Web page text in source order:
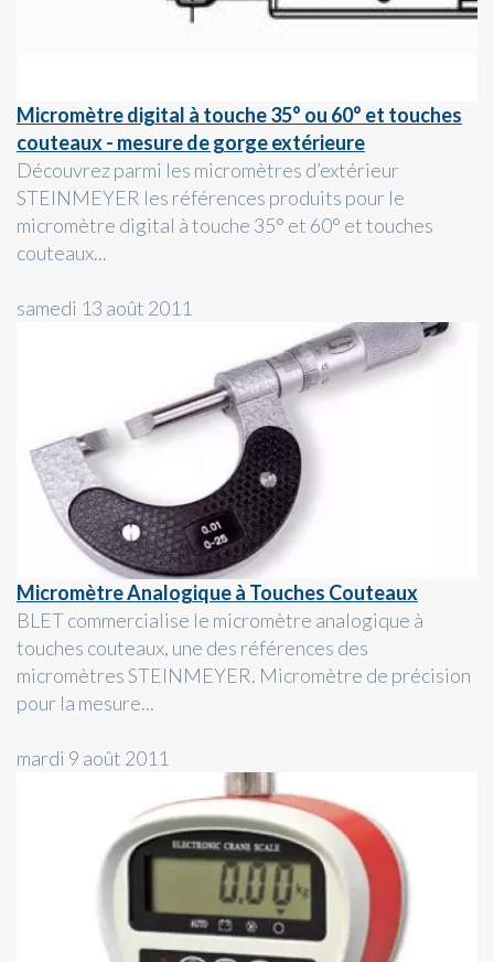
Micromètre digital à touche 35° ou 60° et touches
couteaux - mesure de gorge extérieure
Découvrez parmi les micromètres d’extérieur
STEINMEYER les références produits pour le
micromètre digital à touche 35° et 60° et touches
couteaux...
samedi 13 août 2011
Micromètre Analogique à Touches Couteaux
BLET commercialise le micromètre analogique à
touches couteaux, une des références des
micromètres STEINMEYER. Micromètre de précision
pour la mesure...
mardi 9 août 2011